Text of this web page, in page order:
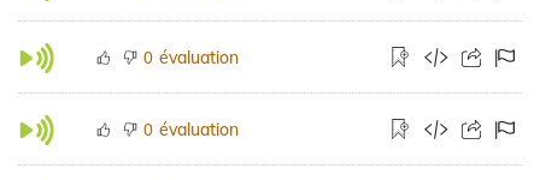
0 évaluation
0 évaluation